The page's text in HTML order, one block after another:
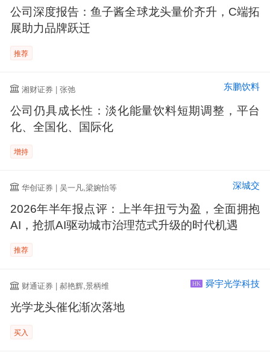
公司深度报告：鱼子酱全球龙头量价齐升，C端拓
展助力品牌跃迁
推荐
湘财证券 | 张弛 东鹏饮料
公司仍具成长性：淡化能量饮料短期调整，平台
化、全国化、国际化
增持
华创证券 | 吴一凡,梁婉怡等 深城交
2026年半年报点评：上半年扭亏为盈，全面拥抱
AI，抢抓AI驱动城市治理范式升级的时代机遇
推荐
财通证券 | 郝艳辉,景柄维 HK 舜宇光学科技
光学龙头催化渐次落地
买入